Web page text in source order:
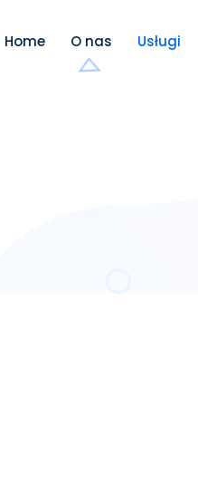
Home O nas Usługi